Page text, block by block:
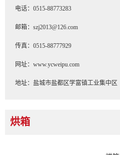
电话：0515-88773283
邮箱：szj2013@126.com
传真：0515-88777929
网址：www.ycweipu.com
地址：盐城市盐都区学富镇工业集中区
烘箱